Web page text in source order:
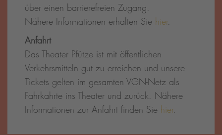
über einen barrierefreien Zugang.
Nähere Informationen erhalten Sie hier.
Anfahrt
Das Theater Pfütze ist mit öffentlichen
Verkehrsmitteln gut zu erreichen und unsere
Tickets gelten im gesamten VGN-Netz als
Fahrkahrte ins Theater und zurück. Nähere
Informationen zur Anfahrt finden Sie hier.